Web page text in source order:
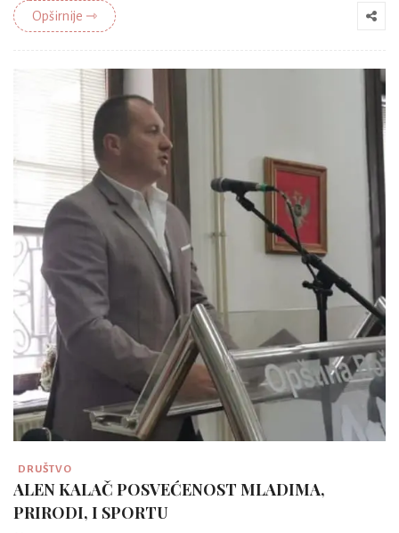
Opširnije ⇾
DRUŠTVO
ALEN KALAČ POSVEĆENOST MLADIMA,
PRIRODI, I SPORTU